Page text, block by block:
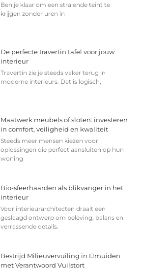
Ben je klaar om een stralende teint te
krijgen zonder uren in
De perfecte travertin tafel voor jouw
interieur
Travertin zie je steeds vaker terug in
moderne interieurs. Dat is logisch,
Maatwerk meubels of sloten: investeren
in comfort, veiligheid en kwaliteit
Steeds meer mensen kiezen voor
oplossingen die perfect aansluiten op hun
woning
Bio-sfeerhaarden als blikvanger in het
interieur
Voor interieurarchitecten draait een
geslaagd ontwerp om beleving, balans en
verrassende details.
Bestrijd Milieuvervuiling in IJmuiden
met Verantwoord Vuilstort